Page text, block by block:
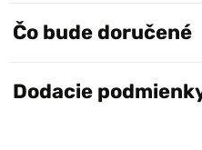
Čo bude doručené
Dodacie